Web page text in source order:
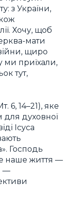
з України,
Хочу, щоб
мати
війни, щиро
ми приїхали,
тут,
6, 14–21), яке
духовної
Ісуса
Господь
наше життя —
—